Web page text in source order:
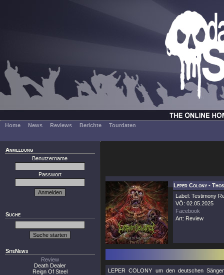
Home News Reviews Berichte Tourdaten
Anmeldung
Benutzername
Passwort
Suche
SiteNews
Review
Death Dealer
Reign Of Steel
Leper Colony -
Label: Testimony
VÖ: 02.05.2025
Facebook
Art: Review
LEPER COLONY um den deutschen